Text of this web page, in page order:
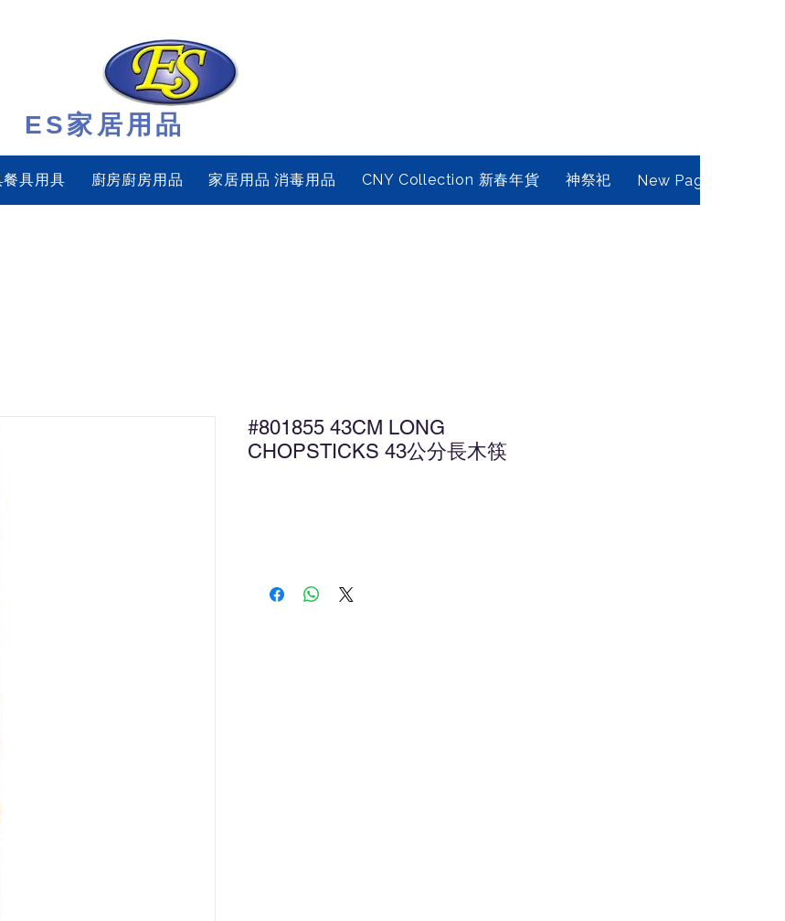
ES家居用品
餐具用具 廚房廚房用品 家居用品 消毒用品 CNY Collection 新春年貨 神祭祀 New Page
#801855 43CM LONG
CHOPSTICKS 43公分長木筷